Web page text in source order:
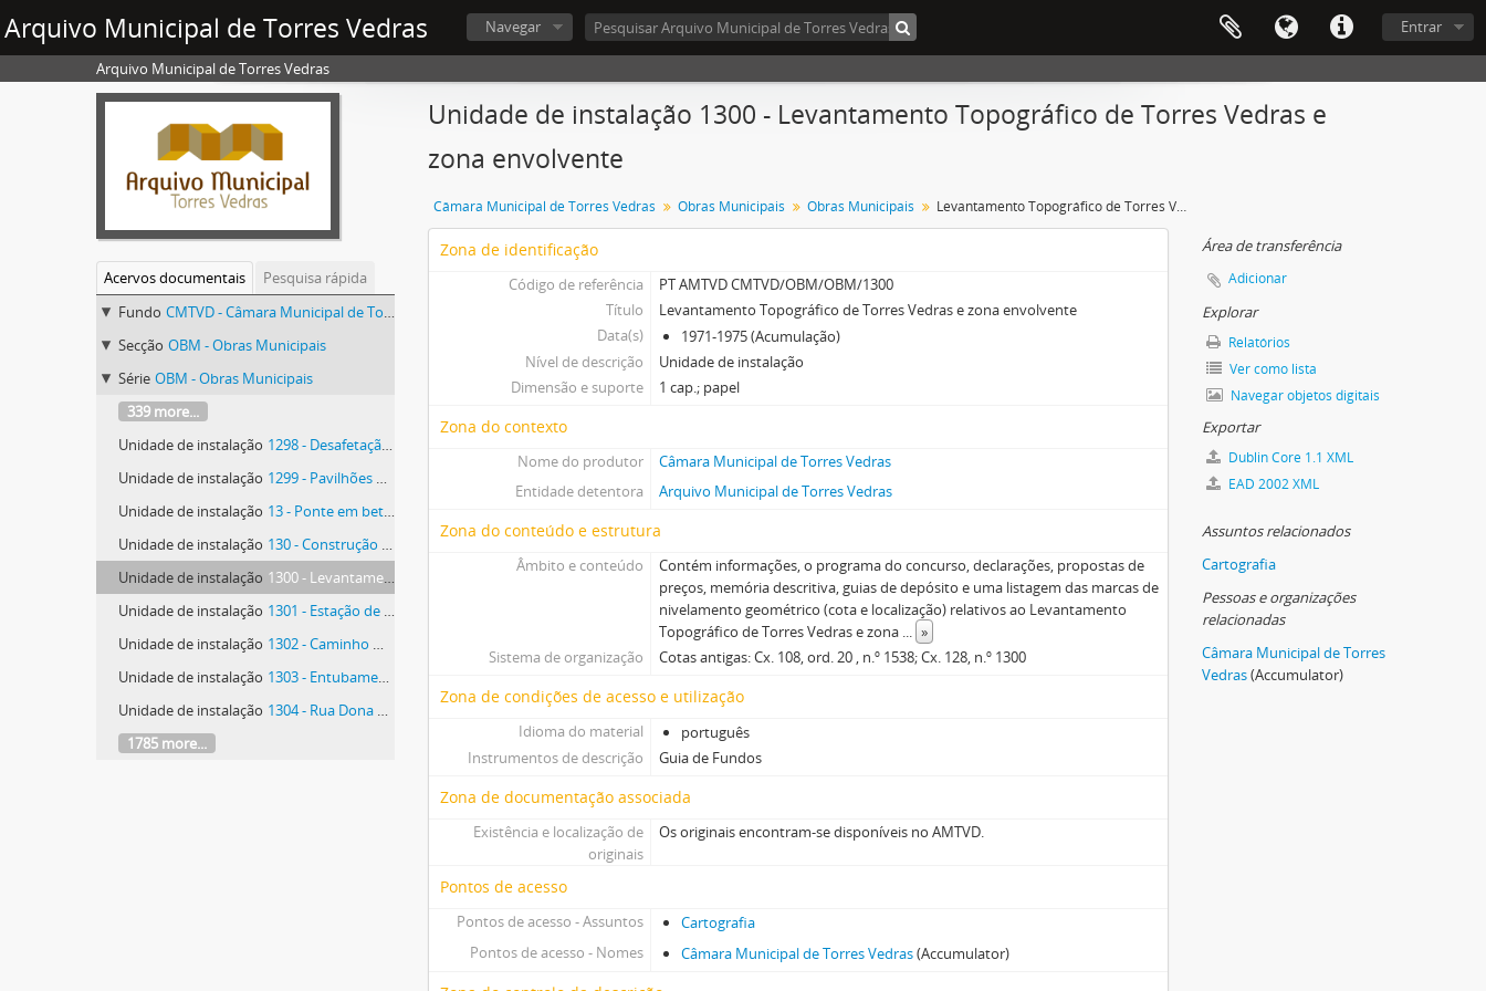
Arquivo Municipal de Torres Vedras Entrar
Navegar
Arquivo Municipal de Torres Vedras
Acervos documentais
Pesquisa rápida
Fundo CMTVD - Câmara Municipal de Torres Vedras
Secção OBM - Obras Municipais
Série OBM - Obras Municipais
339 more...
Unidade de instalação 1298 - Desafetação do antigo Edifício Escolar de Maceira, na freguesia de A dos Cunhados
Unidade de instalação 1299 - Pavilhões para ampliação das instalações da Escola Preparatória Padre Francisco Soares
Unidade de instalação 13 - Ponte em betão armado a construir sobre o Rio Sizandro junto ao lugar de Feliteira, freguesia de Dois Portos
Unidade de instalação 130 - Construção do Caminho Municipal de Almagra a Outeiro da Zibreira, na freguesia de Carvoeira
Unidade de instalação 1300 - Levantamento Topográfico de Torres Vedras e zona envolvente
Unidade de instalação 1301 - Estação de Tratamento de Lixo
Unidade de instalação 1302 - Caminho Municipal 1067 - Lanço da Estrada Municipal 555 a Charniche, na freguesia de Ventosa
Unidade de instalação 1303 - Entubamento da linha de água que atravessa o Bairro Salazar [Bairro Vila Morena]
Unidade de instalação 1304 - Rua Dona Teresa de Jesus Pereira - 2.º Projeto
1785 more...
Unidade de instalação 1300 - Levantamento Topográfico de Torres Vedras e
zona envolvente
Câmara Municipal de Torres Vedras Obras Municipais Obras Municipais Levantamento Topográfico de Torres Vedras e zona envolvente
Zona de identificação
Código de referência
PT AMTVD CMTVD/OBM/OBM/1300
Título
Levantamento Topográfico de Torres Vedras e zona envolvente
Data(s)
1971-1975 (Acumulação)
Nível de descrição
Unidade de instalação
Dimensão e suporte
1 cap.; papel
Zona do contexto
Nome do produtor
Câmara Municipal de Torres Vedras
Entidade detentora
Arquivo Municipal de Torres Vedras
Zona do conteúdo e estrutura
Âmbito e conteúdo
Contém informações, o programa do concurso, declarações, propostas de
preços, memória descritiva, guias de depósito e uma listagem das marcas de
nivelamento geométrico (cota e localização) relativos ao Levantamento
Topográfico de Torres Vedras e zona ... »
Sistema de organização
Cotas antigas: Cx. 108, ord. 20 , n.º 1538; Cx. 128, n.º 1300
Zona de condições de acesso e utilização
Idioma do material
português
Instrumentos de descrição
Guia de Fundos
Zona de documentação associada
Existência e localização de
originais
Os originais encontram-se disponíveis no AMTVD.
Pontos de acesso
Pontos de acesso - Assuntos
Cartografia
Pontos de acesso - Nomes
Câmara Municipal de Torres Vedras(Accumulator)
Área de transferência
Adicionar
Explorar
Relatórios
Ver como lista
Navegar objetos digitais
Exportar
Dublin Core 1.1 XML
EAD 2002 XML
Assuntos relacionados
Cartografia
Pessoas e organizações
relacionadas
Câmara Municipal de Torres
Vedras(Accumulator)